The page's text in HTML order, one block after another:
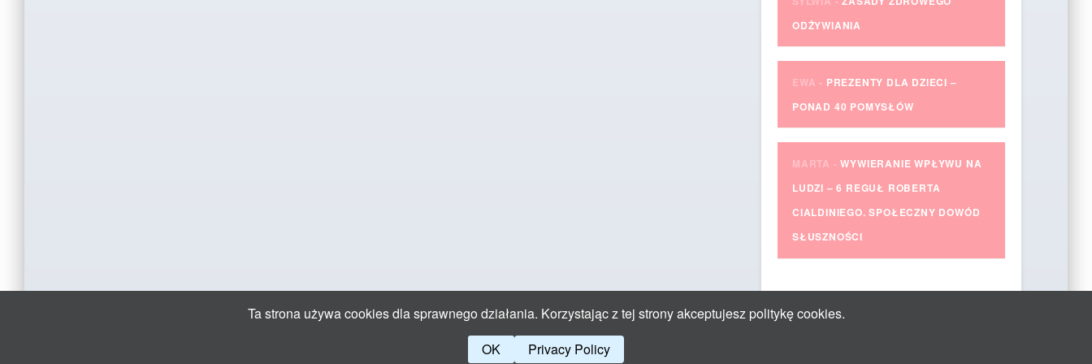
ODŻYWIANIA
EWA - PREZENTY DLA DZIECI –
PONAD 40 POMYSŁÓW
MARTA -WYWIERANIE WPŁYWU NA
LUDZI – 6 REGUŁ ROBERTA
CIALDINIEGO. SPOŁECZNY DOWÓD
SŁUSZNOŚCI
Ta strona używa cookies dla sprawnego działania. Korzystając z tej strony akceptujesz politykę cookies.
OK
Privacy Policy